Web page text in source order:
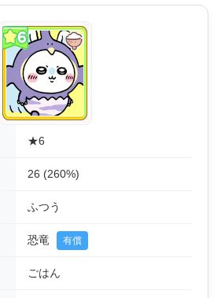
★6
26 (260%)
ふつう
恐竜 有償
ごはん